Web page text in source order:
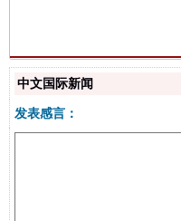
中文国际新闻
发表感言：